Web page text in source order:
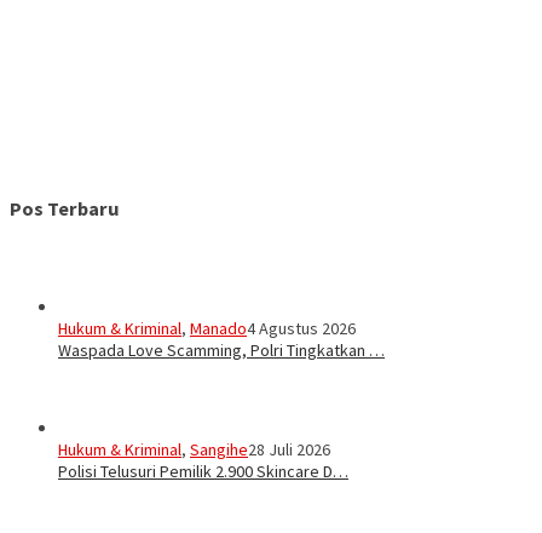
Pos Terbaru
Hukum & Kriminal, Manado4 Agustus 2026
Waspada Love Scamming, Polri Tingkatkan …
Hukum & Kriminal, Sangihe28 Juli 2026
Polisi Telusuri Pemilik 2.900 Skincare D…